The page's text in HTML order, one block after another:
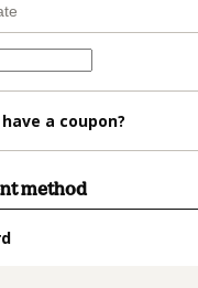
a coupon?
method